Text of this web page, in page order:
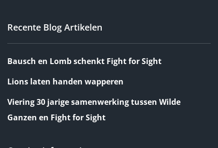
Recente Blog Artikelen
Bausch en Lomb schenkt Fight for Sight
Lions laten handen wapperen
Viering 30 jarige samenwerking tussen Wilde
Ganzen en Fight for Sight